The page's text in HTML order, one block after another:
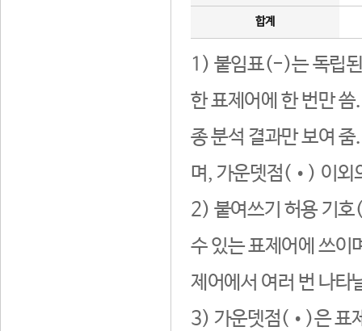
합계
1) 붙임표(-)는 독립된
한 표제어에 한 번만
종 분석 결과만 보여
며, 가운뎃점(•) 이외
2) 붙여쓰기 허용 기호
수 있는 표제어에 쓰이
제어에서 여러 번 나타
3) 가운뎃점(•)은 표